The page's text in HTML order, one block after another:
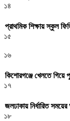
১৪
প্রাথমিক শিক্ষায় স্কুল
১৫
১৬
কিশোরগঞ্জে খেলতে
১৭
জলঢাকায় নির্ধারিত
১৮